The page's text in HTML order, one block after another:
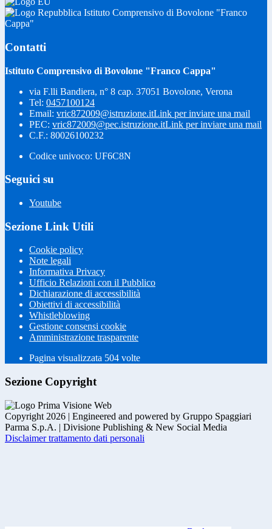
Istituto Comprensivo di Bovolone "Franco
Cappa"
Contatti
Istituto Comprensivo di Bovolone "Franco Cappa"
via F.lli Bandiera, n° 8 cap. 37051 Bovolone, Verona
Tel: 0457100124
Email: vric872009@istruzione.itLink per inviare una mail
PEC: vric872009@pec.istruzione.itLink per inviare una mail
C.F.: 80026100232
Codice univoco: UF6C8N
Seguici su
Youtube
Sezione Link Utili
Cookie policy
Note legali
Informativa Privacy
Ufficio Relazioni con il Pubblico
Dichiarazione di accessibilità
Obiettivi di accessibilità
Whistleblowing
Gestione consensi cookie
Amministrazione trasparente
Pagina visualizzata 504 volte
Sezione Copyright
Copyright 2026 | Engineered and powered by Gruppo Spaggiari
Parma S.p.A. | Divisione Publishing & New Social Media
Disclaimer trattamento dati personali